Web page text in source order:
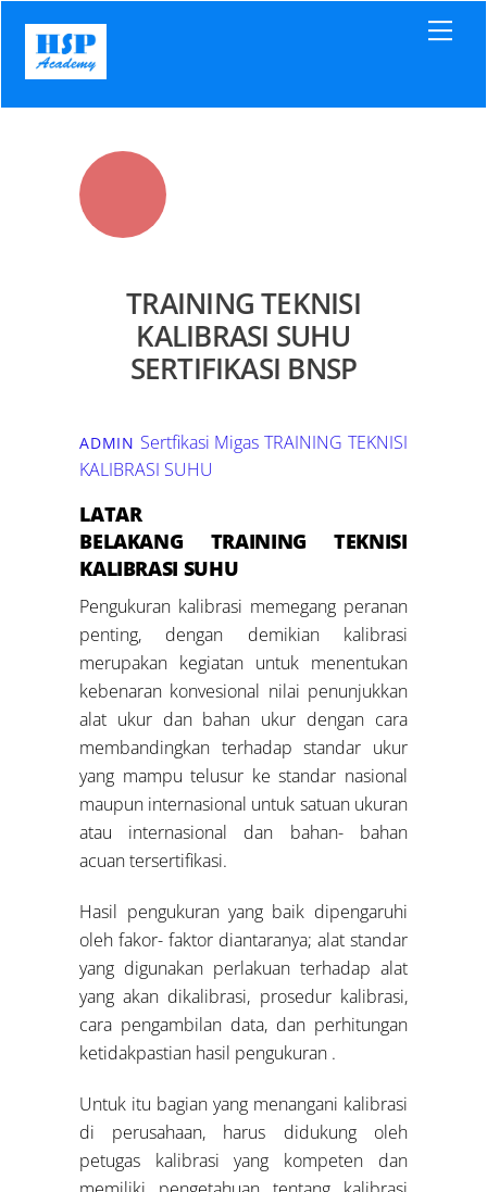
content
TRAINING TEKNISI
KALIBRASI SUHU
SERTIFIKASI BNSP
ADMIN Sertfikasi Migas TRAINING TEKNISI
KALIBRASI SUHU
LATAR
BELAKANG
TRAININGTEKNISI
KALIBRASI SUHU
Pengukuran kalibrasi memegang peranan
penting, dengan demikian kalibrasi
merupakan kegiatan untuk menentukan
kebenaran konvesional nilai penunjukkan
alat ukur dan bahan ukur dengan cara
membandingkan terhadap standar ukur
yang mampu telusur ke standar nasional
maupun internasional untuk satuan ukuran
atau internasional dan bahan- bahan
acuan tersertifikasi.
Hasil pengukuran yang baik dipengaruhi
oleh fakor- faktor diantaranya; alat standar
yang digunakan perlakuan terhadap alat
yang akan dikalibrasi, prosedur kalibrasi,
cara pengambilan data, dan perhitungan
ketidakpastian hasil pengukuran .
Untuk itu bagian yang menangani kalibrasi
di perusahaan, harus didukung oleh
petugas kalibrasi yang kompeten dan